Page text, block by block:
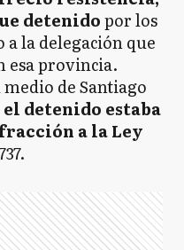
detenidopor los
la delegación que
esa provincia.
de Santiago
el detenido estaba
a la Ley